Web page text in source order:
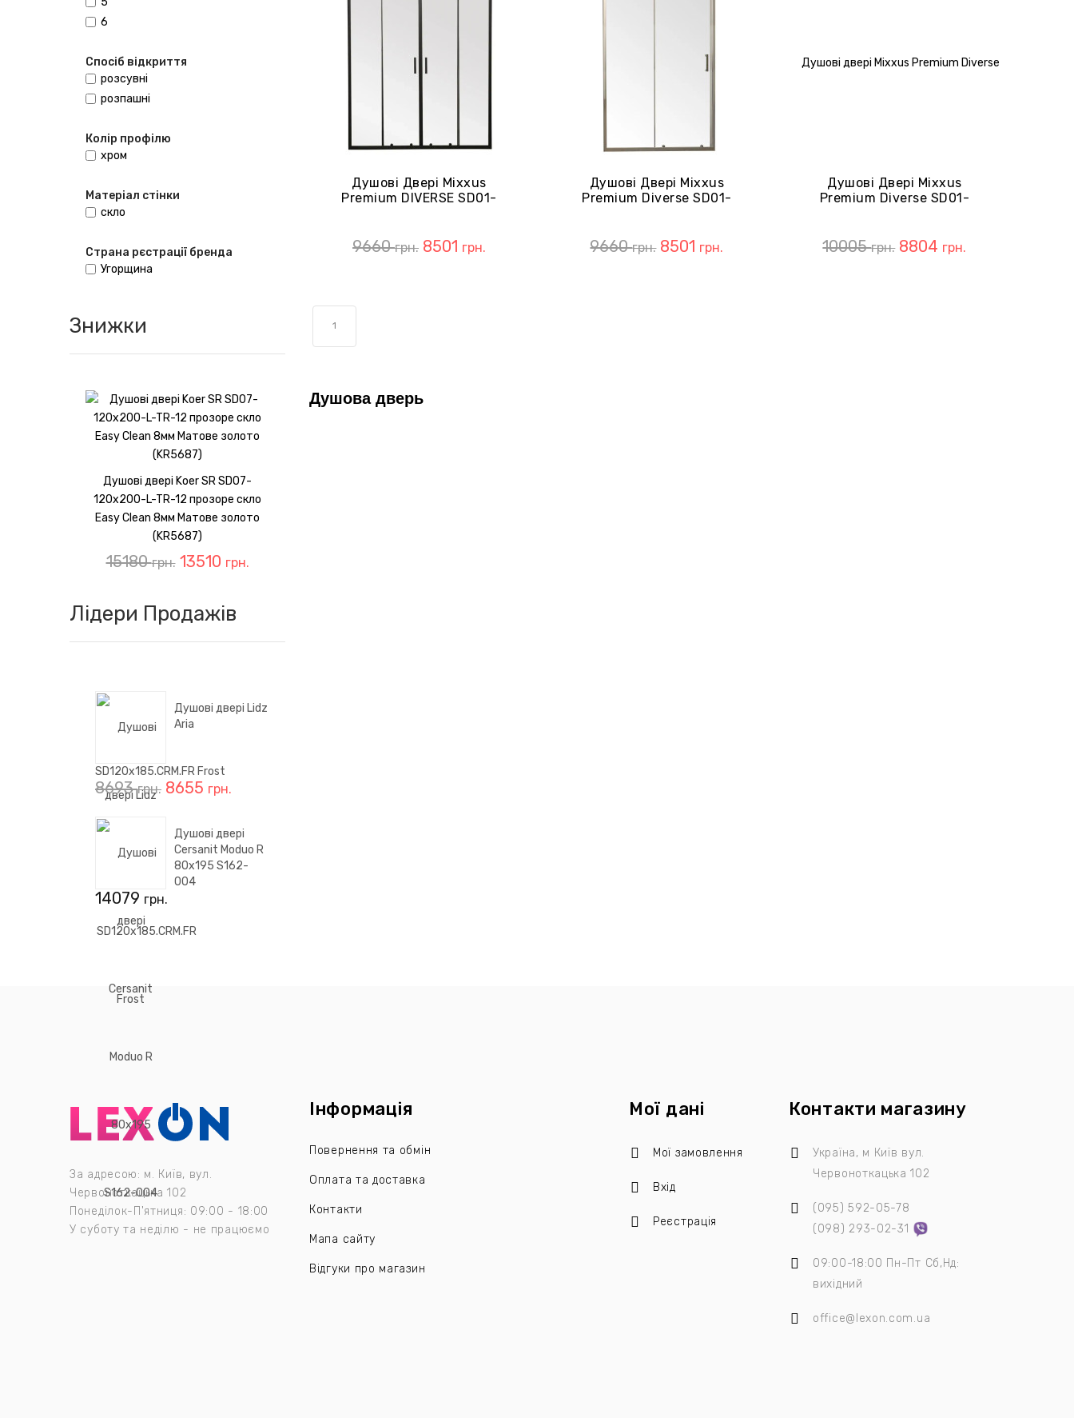
Душові Двері Mixxus
Premium DIVERSE SD01-
9660грн. 8501 грн.
Душові Двері Mixxus
Premium Diverse SD01-
9660грн. 8501 грн.
Душові Двері Mixxus
Premium Diverse SD01-
10005грн. 8804 грн.
1
Душова дверь
6
Спосіб відкриття
розсувні
розпашні
Колір профілю
хром
Матеріал стінки
скло
Страна рєстрації бренда
Угорщина
Знижки
Душові двері Koer SR SD07-
120x200-L-TR-12 прозоре скло
Easy Clean 8мм Матове золото
(KR5687)
15180грн. 13510 грн.
Лідери Продажів
Душові двері Lidz
Aria
SD120x185.CRM.FR Frost
8693грн. 8655 грн.
Душові двері
Cersanit Moduo R
80x195 S162-
004
14079 грн.
За адресою: м. Київ, вул.
Червоноткацька 102
Понеділок-П'ятниця: 09:00 - 18:00
У суботу та неділю - не працюємо
Інформація
Повернення та обмін
Оплата та доставка
Контакти
Мапа сайту
Відгуки про магазин
Мої дані
Мої замовлення
Вхід
Реєстрація
Контакти магазину
Україна, м Київ вул.
Червоноткацька 102
(095) 592-05-78
(098) 293-02-31
09:00-18:00 Пн-Пт Сб,Нд:
вихідний
office@lexon.com.ua